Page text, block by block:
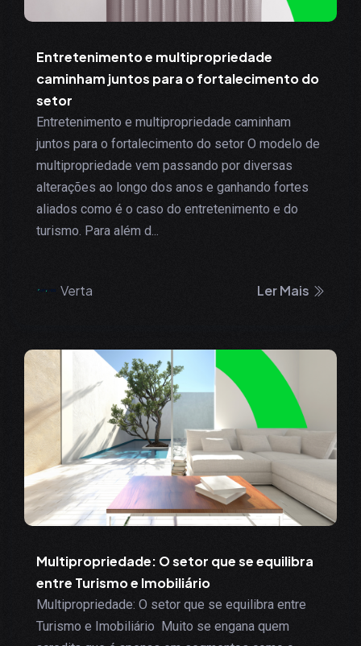
Entretenimento e multipropriedade
caminham juntos para o fortalecimento do
setor
Entretenimento e multipropriedade caminham
juntos para o fortalecimento do setor O modelo de
multipropriedade vem passando por diversas
alterações ao longo dos anos e ganhando fortes
aliados como é o caso do entretenimento e do
turismo. Para além d...
Verta Ler Mais
Multipropriedade: O setor que se equilibra
entre Turismo e Imobiliário
Multipropriedade: O setor que se equilibra entre
Turismo e Imobiliário Muito se engana quem